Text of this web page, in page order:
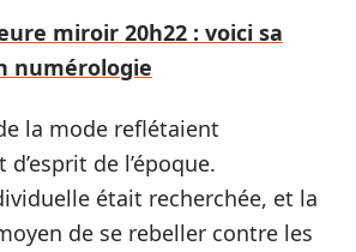
miroir 20h22 : voici sa
numérologie
la mode reflétaient
de l’époque.
était recherchée, et la
de se rebeller contre les